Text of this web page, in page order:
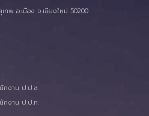
ทพ อ.เมือง จ.เชียงใหม่ 50200
กงาน ป.ป.ช.
กงาน ป.ป.ท.